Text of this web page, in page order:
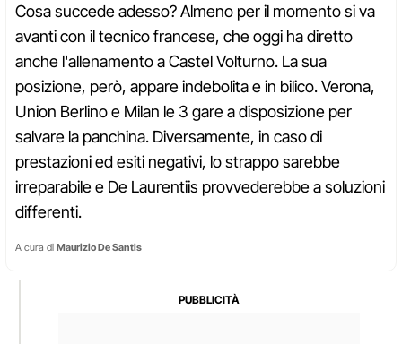
Cosa succede adesso? Almeno per il momento si va
avanti con il tecnico francese, che oggi ha diretto
anche l'allenamento a Castel Volturno. La sua
posizione, però, appare indebolita e in bilico. Verona,
Union Berlino e Milan le 3 gare a disposizione per
salvare la panchina. Diversamente, in caso di
prestazioni ed esiti negativi, lo strappo sarebbe
irreparabile e De Laurentiis provvederebbe a soluzioni
differenti.
A cura di Maurizio De Santis